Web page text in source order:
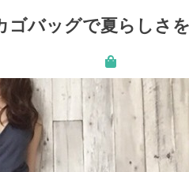
ゴバッグで夏らしさを